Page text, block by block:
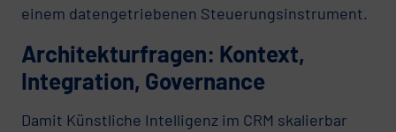
einem datengetriebenen Steuerungsinstrument.
Architekturfragen: Kontext,
Integration, Governance
Damit Künstliche Intelligenz im CRM skalierbar